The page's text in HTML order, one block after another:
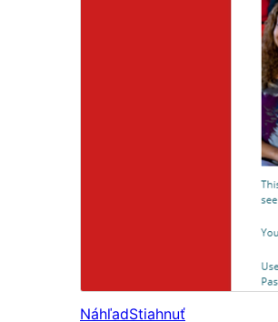
NáhľadStiahnuť